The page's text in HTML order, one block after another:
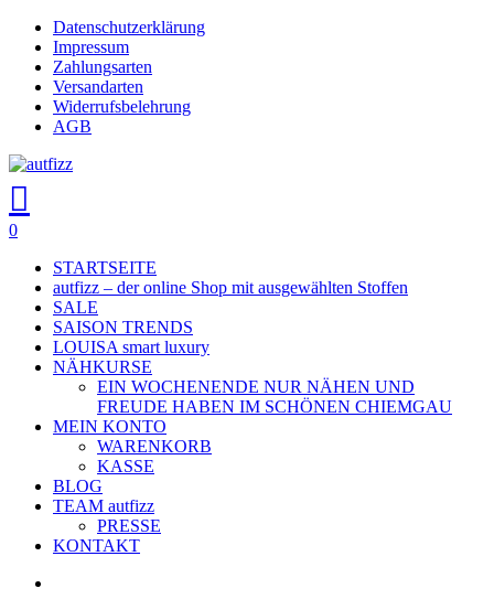
Skip
main
content
Datenschutzerklärung
Impressum
Zahlungsarten
Versandarten
Widerrufsbelehrung
AGB
search
account
0
STARTSEITE
autfizz – der online Shop mit ausgewählten Stoffen
SALE
SAISON TRENDS
LOUISA smart luxury
NÄHKURSE
EIN WOCHENENDE NUR NÄHEN UND
FREUDE HABEN IM SCHÖNEN CHIEMGAU
MEIN KONTO
WARENKORB
KASSE
BLOG
TEAM autfizz
PRESSE
KONTAKT